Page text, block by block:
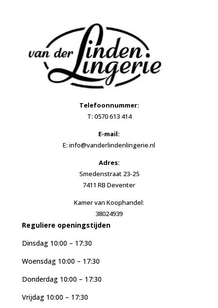
Telefoonnummer:
T: 0570 613 414
E-mail:
E: info@vanderlindenlingerie.nl
Adres:
Smedenstraat 23-25
7411 RB Deventer
Kamer van Koophandel:
38024939
Reguliere openingstijden
Dinsdag 10:00 – 17:30
Woensdag 10:00 – 17:30
Donderdag 10:00 – 17:30
Vrijdag 10:00 – 17:30